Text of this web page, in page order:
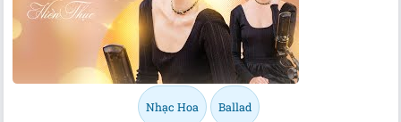
Nhạc Hoa Ballad